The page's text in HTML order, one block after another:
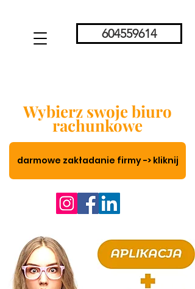
604559614
Wybierz swoje biuro
rachunkowe
darmowe zakładanie firmy -> kliknij